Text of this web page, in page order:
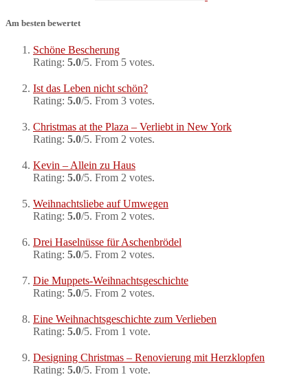
Am besten bewertet
Schöne Bescherung
Rating: 5.0/5. From 5 votes.
Ist das Leben nicht schön?
Rating: 5.0/5. From 3 votes.
Christmas at the Plaza – Verliebt in New York
Rating: 5.0/5. From 2 votes.
Kevin – Allein zu Haus
Rating: 5.0/5. From 2 votes.
Weihnachtsliebe auf Umwegen
Rating: 5.0/5. From 2 votes.
Drei Haselnüsse für Aschenbrödel
Rating: 5.0/5. From 2 votes.
Die Muppets-Weihnachtsgeschichte
Rating: 5.0/5. From 2 votes.
Eine Weihnachtsgeschichte zum Verlieben
Rating: 5.0/5. From 1 vote.
Designing Christmas – Renovierung mit Herzklopfen
Rating: 5.0/5. From 1 vote.